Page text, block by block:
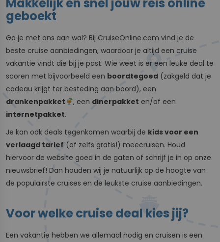
geboekt
Ga je met ons aan wal? Bij CruiseOnline.com vind je de
beste cruise aanbiedingen, waardoor je altijd een cruise
vakantie vindt die bij je past. Wie weet is er een leuke deal te
scoren met bijvoorbeeld een boordtegoed (zakgeld dat je
cadeau krijgt ter besteding aan boord), een
drankenpakket
, een dinerpakket en/of een
internetpakket.
Je kan ook deals tegenkomen waarbij de kids voor een
verlaagd tarief (of zelfs gratis!) meecruisen. Houd
hiervoor de website goed in de gaten of schrijf je in op onze
nieuwsbrief! Dan houden wij je natuurlijk op de hoogte van
de populairste cruises en de leukste cruise aanbiedingen.
Voor welke cruise deal kies jij?
Een vakantie hebben we allemaal nodig en cruisen is een